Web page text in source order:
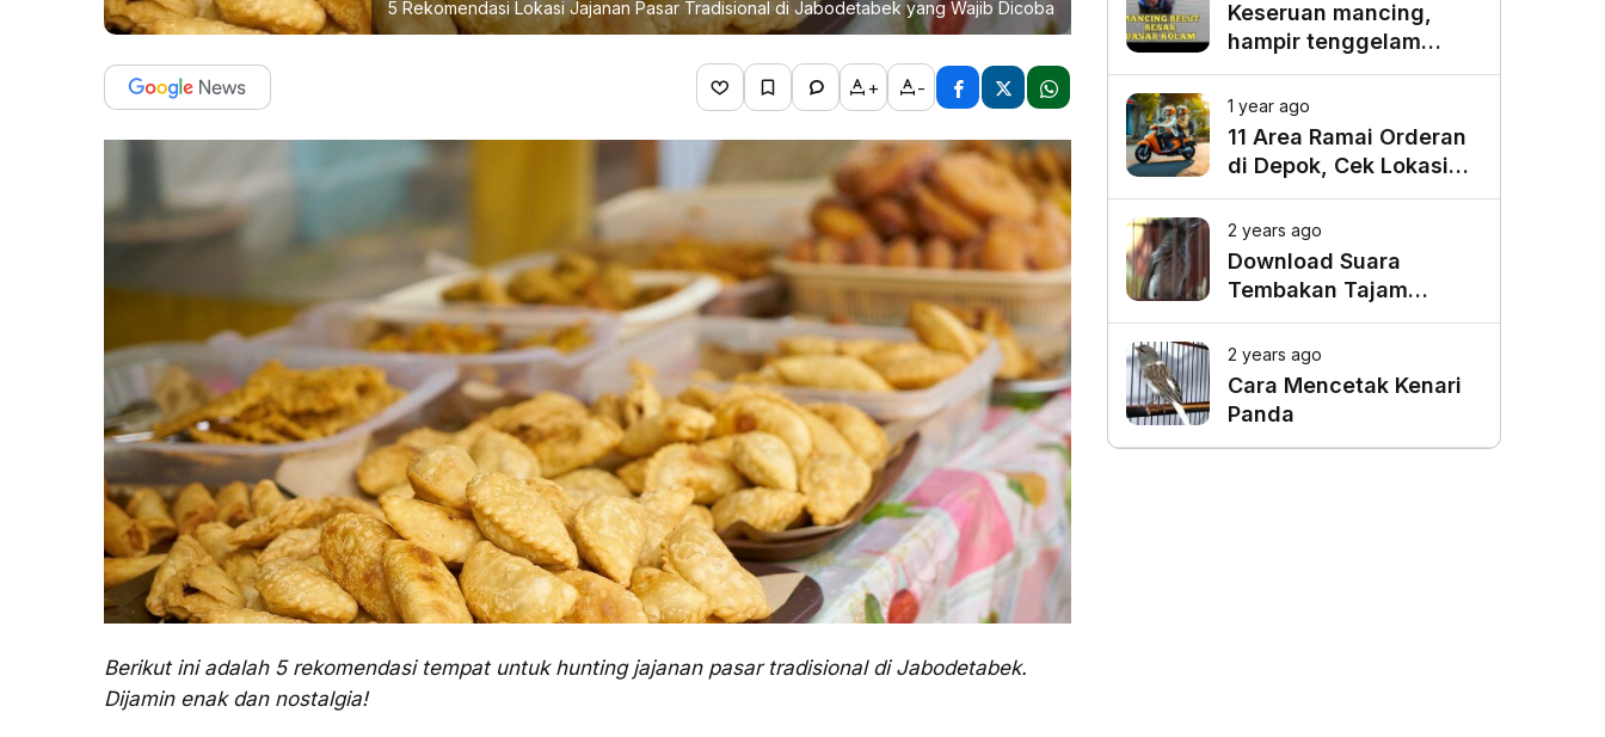
5 Rekomendasi Lokasi Jajanan Pasar Tradisional di Jabodetabek yang Wajib Dicoba
+ -
Berikut ini adalah 5 rekomendasi tempat untuk hunting jajanan pasar tradisional di Jabodetabek.
Dijamin enak dan nostalgia!
Keseruan mancing,
hampir tenggelam
gara-gara belut besar
1 year ago
11 Area Ramai Orderan
di Depok, Cek Lokasi
Favorit untuk Mangkal
Driver Online
2 years ago
Download Suara
Tembakan Tajam
Burung Siri Siri Gacor
Mp3
2 years ago
Cara Mencetak Kenari
Panda